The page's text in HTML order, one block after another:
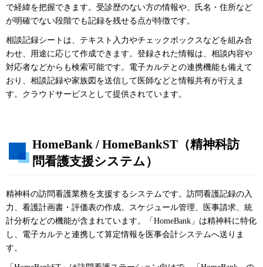
で経緯を把握できます。受診歴のない方の情報や、氏名・住所など
が明確でない段階でも記録を残せる点が特徴です。
相談記録シートは、テキスト入力やチェックボックスなどを組み合
わせ、用途に応じて作成できます。登録された情報は、相談内容や
対応者などからも検索可能です。電子カルテとの連携機能も備えて
おり、相談記録や家族図を送信して医師などと情報共有が行えま
す。クラウドサービスとして提供されています。
HomeBank / HomeBankST（精神科訪
問看護支援システム）
精神科の訪問看護業務を支援するシステムです。訪問看護記録の入
力、看護計画書・評価表の作成、スケジュール管理、医事請求、統
計分析などの機能が含まれています。「HomeBank」は精神科に特化
し、電子カルテと連携して算定情報を医事会計システムへ送りま
す。